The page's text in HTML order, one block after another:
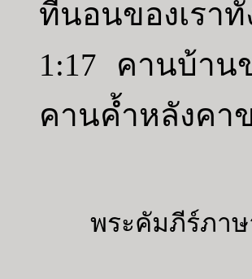
ที่นอนของเรา
1:17 คานบ้าน
คานค้ำหลังคา
พระคัมภีร์ภา